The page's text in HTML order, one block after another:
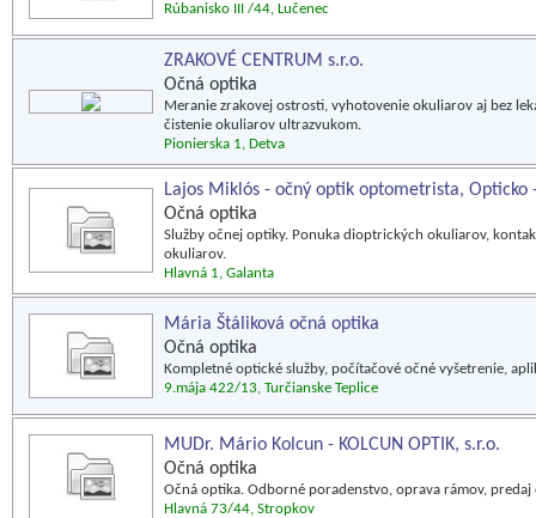
Rúbanisko III /44, Lučenec
ZRAKOVÉ CENTRUM s.r.o.
Očná optika
Meranie zrakovej ostrosti, vyhotovenie okuliarov aj bez
čistenie okuliarov ultrazvukom.
Pionierska 1, Detva
Lajos Miklós - očný optik optometrista, Opticko
Očná optika
Služby očnej optiky. Ponuka dioptrických okuliarov,
okuliarov.
Hlavná 1, Galanta
Mária Štáliková očná optika
Očná optika
Kompletné optické služby, počítačové očné vyšetrenie,
9.mája 422/13, Turčianske Teplice
MUDr. Mário Kolcun - KOLCUN OPTIK, s.r.o.
Očná optika
Očná optika. Odborné poradenstvo, oprava rámov,
Hlavná 73/44, Stropkov